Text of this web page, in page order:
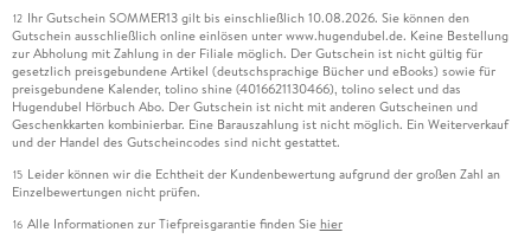
12 Ihr Gutschein SOMMER13 gilt bis einschließlich 10.08.2026. Sie können den
Gutschein ausschließlich online einlösen unter www.hugendubel.de. Keine Bestellung
zur Abholung mit Zahlung in der Filiale möglich. Der Gutschein ist nicht gültig für
gesetzlich preisgebundene Artikel (deutschsprachige Bücher und eBooks) sowie für
preisgebundene Kalender, tolino shine (4016621130466), tolino select und das
Hugendubel Hörbuch Abo. Der Gutschein ist nicht mit anderen Gutscheinen und
Geschenkkarten kombinierbar. Eine Barauszahlung ist nicht möglich. Ein Weiterverkauf
und der Handel des Gutscheincodes sind nicht gestattet.
15 Leider können wir die Echtheit der Kundenbewertung aufgrund der großen Zahl an
Einzelbewertungen nicht prüfen.
16 Alle Informationen zur Tiefpreisgarantie finden Sie hier